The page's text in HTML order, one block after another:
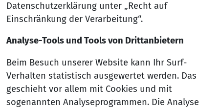
Datenschutzerklärung unter „Recht auf
Einschränkung der Verarbeitung“.
Analyse-Tools und Tools von Drittanbietern
Beim Besuch unserer Website kann Ihr Surf-
Verhalten statistisch ausgewertet werden. Das
geschieht vor allem mit Cookies und mit
sogenannten Analyseprogrammen. Die Analyse